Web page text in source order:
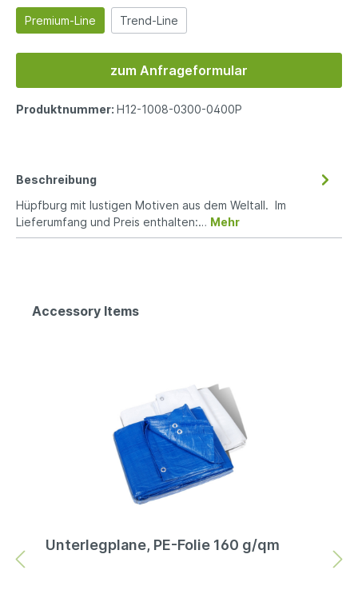
Premium-Line Trend-Line
zum Anfrageformular
Produktnummer: H12-1008-0300-0400P
Beschreibung
Hüpfburg mit lustigen Motiven aus dem Weltall. Im
Lieferumfang und Preis enthalten:… Mehr
Accessory Items
Unterlegplane, PE-Folie 160 g/qm